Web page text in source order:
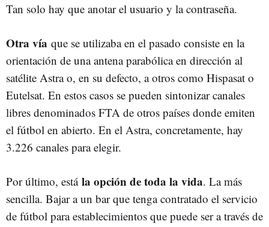
Tan solo hay que anotar el usuario y la contraseña.
Otra vía que se utilizaba en el pasado consiste en la
orientación de una antena parabólica en dirección al
satélite Astra o, en su defecto, a otros como Hispasat o
Eutelsat. En estos casos se pueden sintonizar canales
libres denominados FTA de otros países donde emiten
el fútbol en abierto. En el Astra, concretamente, hay
3.226 canales para elegir.
Por último, está la opción de toda la vida. La más
sencilla. Bajar a un bar que tenga contratado el servicio
de fútbol para establecimientos que puede ser a través de